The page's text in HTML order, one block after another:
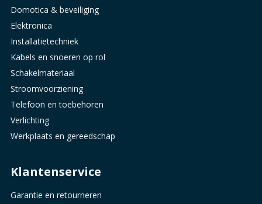
Domotica & beveiliging
Elektronica
Installatietechniek
Kabels en snoeren op rol
Schakelmateriaal
Stroomvoorziening
Telefoon en toebehoren
Verlichting
Werkplaats en gereedschap
Klantenservice
Garantie en retourneren